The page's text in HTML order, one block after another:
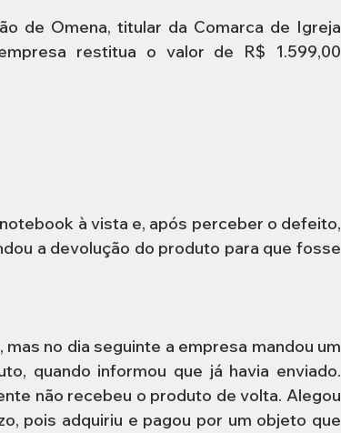
de Omena, titular da Comarca de Igreja
restitua o valor de R$ 1.599,00
à vista e, após perceber o defeito,
a devolução do produto para que fosse
no dia seguinte a empresa mandou um
quando informou que já havia enviado.
não recebeu o produto de volta. Alegou
pois adquiriu e pagou por um objeto que